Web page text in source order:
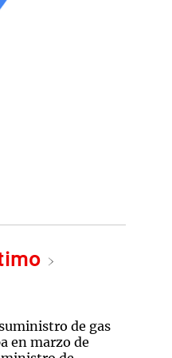
de gas
en marzo de